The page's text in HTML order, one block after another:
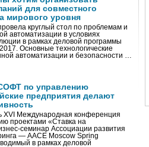
для совместного
мирового уровня
круглый стол по проблемам и
автоматизации в условиях
в рамках деловой программы
Основные технологические
автоматизации и безопасности …
по управлению
предприятия делают
XVI Международная конференция
проектами «Ставка на
семинар Ассоциации развития
— AACE Moscow Spring
в рамках деловой